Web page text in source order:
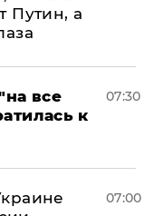
Путин, а
все
к
07:30
07:00